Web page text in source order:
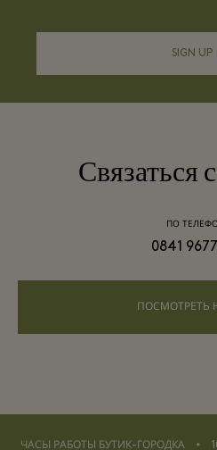
SIGN UP
Связаться
ПО
0841
ПОСМОТРЕТЬ
ЧАСЫ РАБОТЫ БУТИК-ГОРОДКА ⬩